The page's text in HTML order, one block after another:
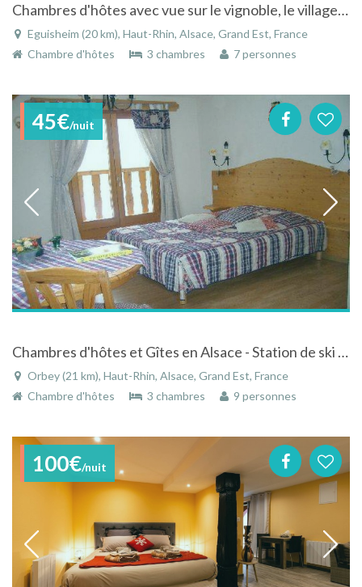
Chambres d'hôtes avec vue sur le vignoble, le village et la montagne en Alsace
Eguisheim (20 km), Haut-Rhin, Alsace, Grand Est, France
Chambre d'hôtes
3 chambres 7 personnes
45€/nuit
Chambres d'hôtes et Gîtes en Alsace - Station de ski du Lac Blanc
Orbey (21 km), Haut-Rhin, Alsace, Grand Est, France
Chambre d'hôtes
3 chambres 9 personnes
100€/nuit